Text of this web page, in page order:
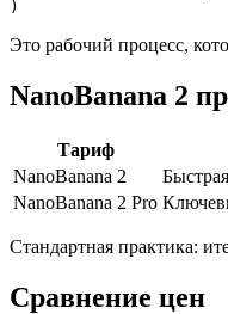
Это рабочий процесс,
NanoBanana 2
Тариф
NanoBanana 2
NanoBanana 2 Pro
Стандартная практика:
Сравнение цен